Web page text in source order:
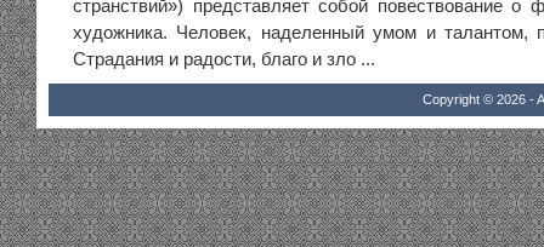
странствий») представляет собой повествование о
художника. Человек, наделенный умом и талантом,
Страдания и радости, благо и зло ...
Copyright © 2026 -